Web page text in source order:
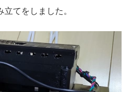
てをしました。